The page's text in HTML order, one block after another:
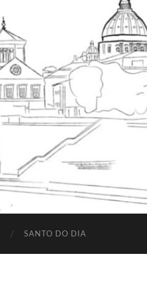
SANTO DO DIA